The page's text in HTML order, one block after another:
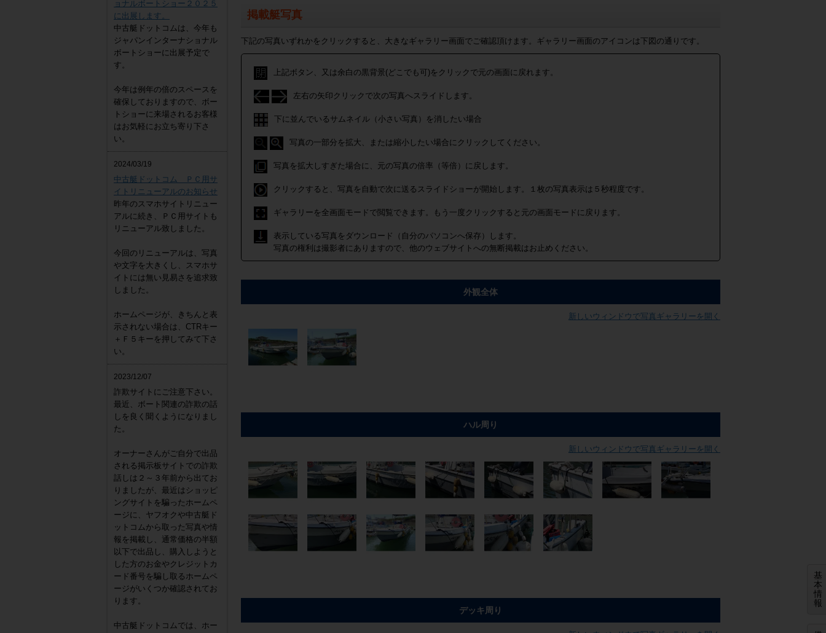
ョナルボートショー２０２５
に出展します。
中古艇ドットコムは、今年も
ジャパンインターナショナル
ボートショーに出展予定で
す。
今年は例年の倍のスペースを
確保しておりますので、ボー
トショーに来場されるお客様
はお気軽にお立ち寄り下さ
い。
2024/03/19
中古艇ドットコム ＰＣ用サ
イトリニューアルのお知らせ
昨年のスマホサイトリニュー
アルに続き、ＰＣ用サイトも
リニューアル致しました。
今回のリニューアルは、写真
や文字を大きくし、スマホサ
イトには無い見易さを追求致
しました。
ホームページが、きちんと表
示されない場合は、CTRキー
＋Ｆ５キーを押してみて下さ
い。
2023/12/07
詐欺サイトにご注意下さい。
最近、ボート関連の詐欺の話
しを良く聞くようになりまし
た。
オーナーさんがご自分で出品
される掲示板サイトでの詐欺
話しは２～３年前から出てお
りましたが、最近はショッピ
ングサイトを騙ったホームペ
ージに、ヤフオクや中古艇ド
ットコムから取った写真や情
報を掲載し、通常価格の半額
以下で出品し、購入しようと
した方のお金やクレジットカ
ード番号を騙し取るホームペ
ージがいくつか確認されてお
ります。
中古艇ドットコムでは、ホー
基
本
情
報
掲載艇写真
下記の写真いずれかをクリックすると、大きなギャラリー画面でご確認頂けます。ギャラリー画面のアイコンは下図の通りです。
上記ボタン、又は余白の黒背景(どこでも可)をクリックで元の画面に戻れます。
左右の矢印クリックで次の写真へスライドします。
下に並んでいるサムネイル（小さい写真）を消したい場合
写真の一部分を拡大、または縮小したい場合にクリックしてください。
写真を拡大しすぎた場合に、元の写真の倍率（等倍）に戻します。
クリックすると、写真を自動で次に送るスライドショーが開始します。１枚の写真表示は５秒程度です。
ギャラリーを全画面モードで閲覧できます。もう一度クリックすると元の画面モードに戻ります。
表示している写真をダウンロード（自分のパソコンへ保存）します。
写真の権利は撮影者にありますので、他のウェブサイトへの無断掲載はお止めください。
外観全体
新しいウィンドウで写真ギャラリーを開く
ハル周り
新しいウィンドウで写真ギャラリーを開く
デッキ周り